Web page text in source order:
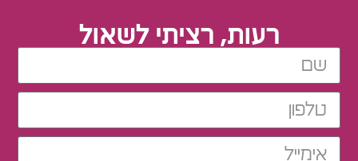
רעות, רציתי לשאול